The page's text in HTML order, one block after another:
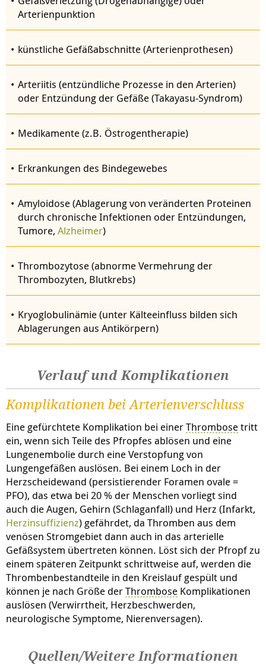
Arterienpunktion
künstliche Gefäßabschnitte (Arterienprothesen)
Arteriitis (entzündliche Prozesse in den Arterien)
oder Entzündung der Gefäße (Takayasu-Syndrom)
Medikamente (z.B. Östrogentherapie)
Erkrankungen des Bindegewebes
Amyloidose (Ablagerung von veränderten Proteinen
durch chronische Infektionen oder Entzündungen,
Tumore, Alzheimer)
Thrombozytose (abnorme Vermehrung der
Thrombozyten, Blutkrebs)
Kryoglobulinämie (unter Kälteeinfluss bilden sich
Ablagerungen aus Antikörpern)
Verlauf und Komplikationen
Komplikationen bei Arterienverschluss
Eine gefürchtete Komplikation bei einerThrombosetritt
ein, wenn sich Teile des Pfropfes ablösen und eine
Lungenembolie durch eine Verstopfung von
Lungengefäßen auslösen. Bei einem Loch in der
Herzscheidewand (persistierender Foramen ovale =
PFO), das etwa bei 20 % der Menschen vorliegt sind
auch die Augen, Gehirn (Schlaganfall) und Herz (Infarkt,
Herzinsuffizienz) gefährdet, da Thromben aus dem
venösen Stromgebiet dann auch in das arterielle
Gefäßsystem übertreten können. Löst sich der Pfropf zu
einem späteren Zeitpunkt schrittweise auf, werden die
Thrombenbestandteile in den Kreislauf gespült und
können je nach Größe derThrombose Komplikationen
auslösen (Verwirrtheit, Herzbeschwerden,
neurologische Symptome, Nierenversagen).
Quellen/Weitere Informationen